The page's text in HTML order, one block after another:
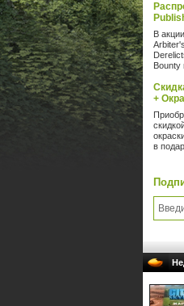
В
Bounty
+
в